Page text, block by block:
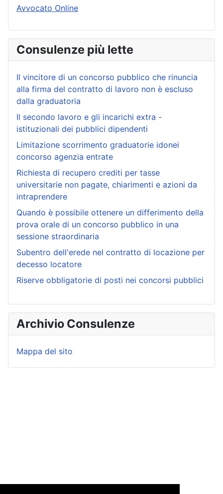
Avvocato Online
Consulenze più lette
Il vincitore di un concorso pubblico che rinuncia
alla firma del contratto di lavoro non è escluso
dalla graduatoria
Il secondo lavoro e gli incarichi extra -
istituzionali dei pubblici dipendenti
Limitazione scorrimento graduatorie idonei
concorso agenzia entrate
Richiesta di recupero crediti per tasse
universitarie non pagate, chiarimenti e azioni da
intraprendere
Quando è possibile ottenere un differimento della
prova orale di un concorso pubblico in una
sessione straordinaria
Subentro dell'erede nel contratto di locazione per
decesso locatore
Riserve obbligatorie di posti nei concorsi pubblici
Archivio Consulenze
Mappa del sito